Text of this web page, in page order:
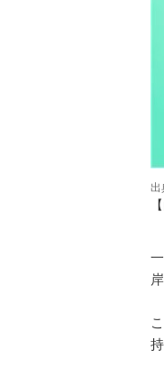
出